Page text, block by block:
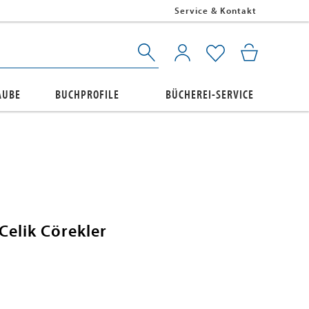
Service & Kontakt
BUCHPROFILE BÜCHEREI-SERVICE
Cörekler